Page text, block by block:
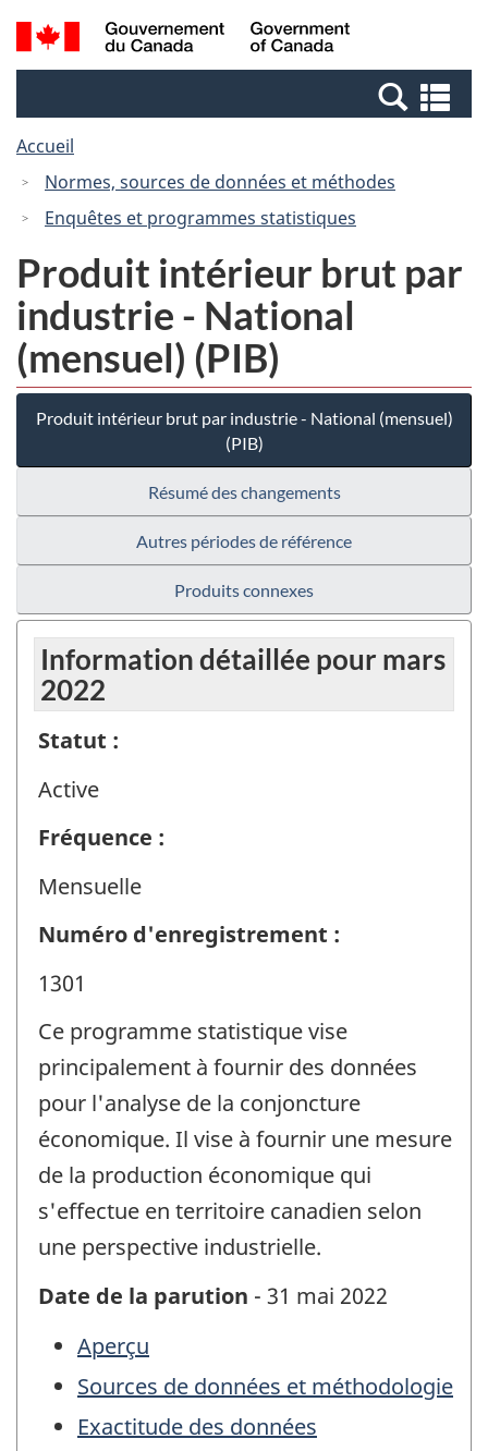
Passer
au
Passer
à
Canada
Recherche
et
et
Accueil
Normes, sources de données et méthodes
Enquêtes et programmes statistiques
Produit intérieur brut par
industrie - National
(mensuel) (PIB)
Produit intérieur brut par industrie - National (mensuel)
(PIB)
Résumé des changements
Autres périodes de référence
Produits connexes
Information détaillée pour mars
2022
Statut :
Active
Fréquence :
Mensuelle
Numéro d'enregistrement :
1301
Ce programme statistique vise
principalement à fournir des données
pour l'analyse de la conjoncture
économique. Il vise à fournir une mesure
de la production économique qui
s'effectue en territoire canadien selon
une perspective industrielle.
Date de la parution - 31 mai 2022
Aperçu
Sources de données et méthodologie
Exactitude des données